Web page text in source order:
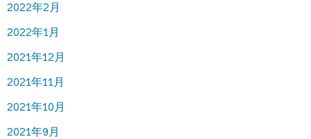
2022年2月
2022年1月
2021年12月
2021年11月
2021年10月
2021年9月